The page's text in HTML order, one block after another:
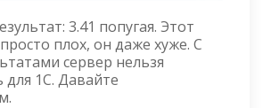
3.41 попугая. Этот
плох, он даже хуже. С
сервер нельзя
для 1С. Давайте